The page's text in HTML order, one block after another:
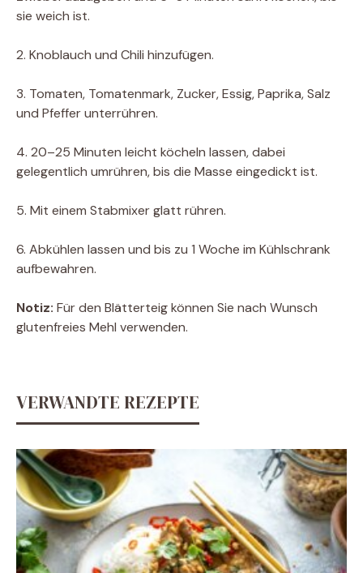
sie weich ist.
2. Knoblauch und Chili hinzufügen.
3. Tomaten, Tomatenmark, Zucker, Essig, Paprika, Salz
und Pfeffer unterrühren.
4. 20–25 Minuten leicht köcheln lassen, dabei
gelegentlich umrühren, bis die Masse eingedickt ist.
5. Mit einem Stabmixer glatt rühren.
6. Abkühlen lassen und bis zu 1 Woche im Kühlschrank
aufbewahren.
Notiz: Für den Blätterteig können Sie nach Wunsch
glutenfreies Mehl verwenden.
VERWANDTE REZEPTE